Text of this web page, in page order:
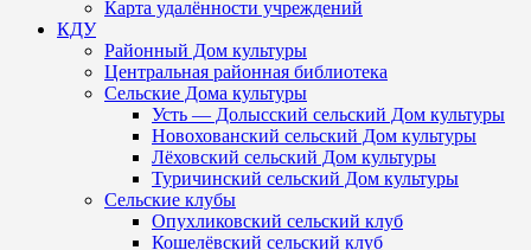
Карта удалённости учреждений
КДУ
Районный Дом культуры
Центральная районная библиотека
Сельские Дома культуры
Усть — Долысский сельский Дом культуры
Новохованский сельский Дом культуры
Лёховский сельский Дом культуры
Туричинский сельский Дом культуры
Сельские клубы
Опухликовский сельский клуб
Кошелёвский сельский клуб